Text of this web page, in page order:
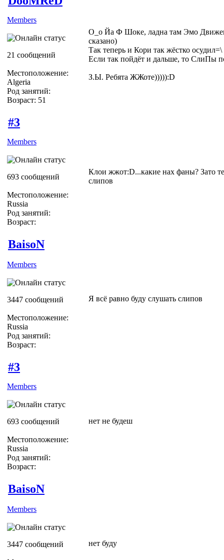
Members
21 сообщений
Местоположение:
Algeria
Род занятий:
Возраст: 51
О_о Йа Ф Шоке, ладна там Эмо
сказано)
Так теперь и Кори так жёстко осудил=\
Если так пойдёт и дальше, то СлиПы
З.Ы. Ребята ЖЖоте))))):D
#3
Members
693 сообщений
Местоположение:
Russia
Род занятий:
Возраст:
Клои жжот:D...какие нах фаны? Зато
слипов
BaisoN
Members
3447 сообщений
Местоположение:
Russia
Род занятий:
Возраст:
Я всё равно буду слушать слипов
#3
Members
693 сообщений
Местоположение:
Russia
Род занятий:
Возраст:
нет не будеш
BaisoN
Members
3447 сообщений нет буду